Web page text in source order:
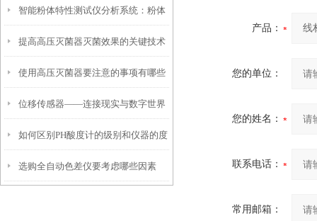
智能粉体特性测试仪分析系统：粉体
研究的得力助手
提高高压灭菌器灭菌效果的关键技术
与优化方案
使用高压灭菌器要注意的事项有哪些
位移传感器——连接现实与数字世界
的桥梁
如何区别PH酸度计的级别和仪器的度
选购全自动色差仪要考虑哪些因素
产品：
您的单位：
您的姓名：
联系电话：
常用邮箱：